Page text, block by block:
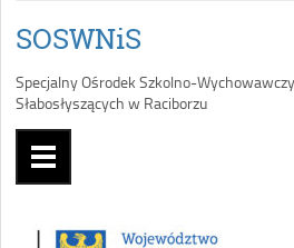
SOSWNiS
Specjalny Ośrodek Szkolno-
Słabosłyszących w Raciborzu